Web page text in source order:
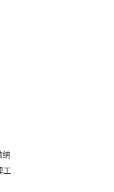
纳
工